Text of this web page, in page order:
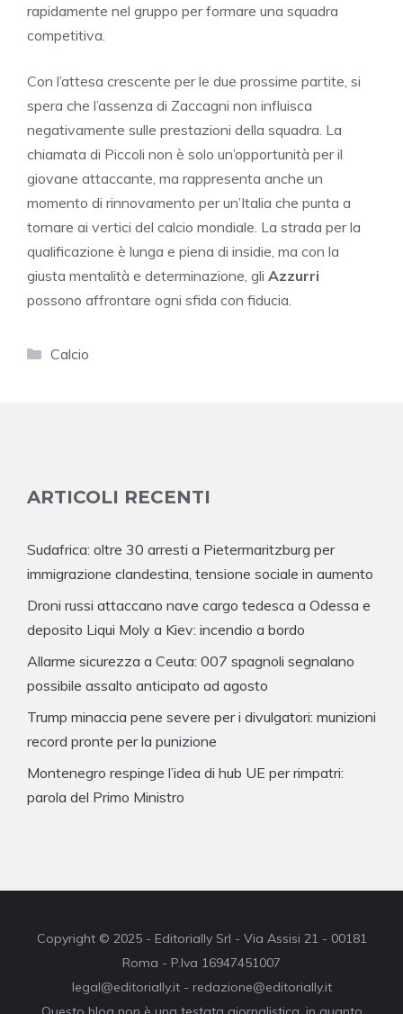
rapidamente nel gruppo per formare una squadra
competitiva.
Con l’attesa crescente per le due prossime partite, si
spera che l’assenza di Zaccagni non influisca
negativamente sulle prestazioni della squadra. La
chiamata di Piccoli non è solo un’opportunità per il
giovane attaccante, ma rappresenta anche un
momento di rinnovamento per un’Italia che punta a
tornare ai vertici del calcio mondiale. La strada per la
qualificazione è lunga e piena di insidie, ma con la
giusta mentalità e determinazione, gli Azzurri
possono affrontare ogni sfida con fiducia.
Categorie
Calcio
ARTICOLI RECENTI
Sudafrica: oltre 30 arresti a Pietermaritzburg per
immigrazione clandestina, tensione sociale in aumento
Droni russi attaccano nave cargo tedesca a Odessa e
deposito Liqui Moly a Kiev: incendio a bordo
Allarme sicurezza a Ceuta: 007 spagnoli segnalano
possibile assalto anticipato ad agosto
Trump minaccia pene severe per i divulgatori: munizioni
record pronte per la punizione
Montenegro respinge l’idea di hub UE per rimpatri:
parola del Primo Ministro
Copyright © 2025 - Editorially Srl - Via Assisi 21 - 00181
Roma - P.Iva 16947451007
legal@editorially.it - redazione@editorially.it